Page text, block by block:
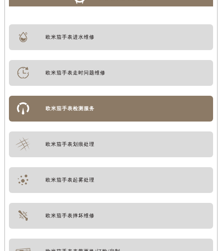
欧米茄手表进水维修
欧米茄手表走时问题维修
欧米茄手表检测服务
欧米茄手表划痕处理
欧米茄手表起雾处理
欧米茄手表摔坏维修